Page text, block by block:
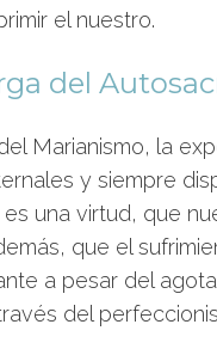
el nuestro.
del
Marianismo, la
y siempre
una virtud, que
que el
a pesar del
del